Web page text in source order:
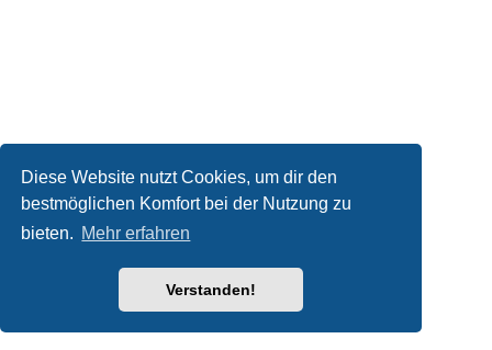
Diese Website nutzt Cookies, um dir den
bestmöglichen Komfort bei der Nutzung zu
bieten. Mehr erfahren
Verstanden!